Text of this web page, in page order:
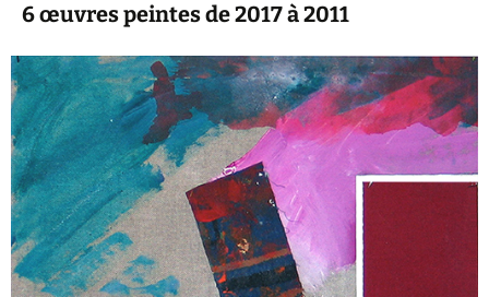
6 œuvres peintes de 2017 à 2011